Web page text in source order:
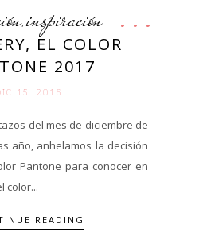
,inspiración
EL COLOR
2017
15. 2016
del mes de diciembre de
año, anhelamos la decisión
Pantone para conocer en
color...
READING